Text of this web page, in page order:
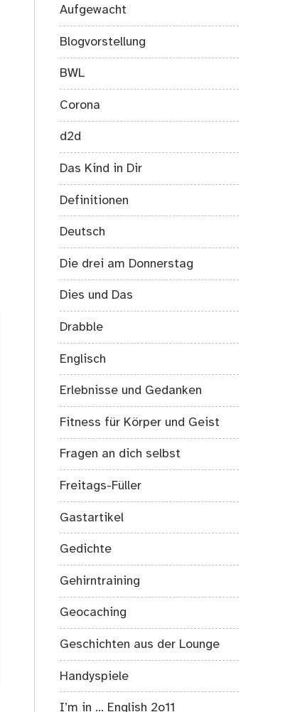
Aufgewacht
Blogvorstellung
BWL
Corona
d2d
Das Kind in Dir
Definitionen
Deutsch
Die drei am Donnerstag
Dies und Das
Drabble
Englisch
Erlebnisse und Gedanken
Fitness für Körper und Geist
Fragen an dich selbst
Freitags-Füller
Gastartikel
Gedichte
Gehirntraining
Geocaching
Geschichten aus der Lounge
Handyspiele
I’m in … English 2o11